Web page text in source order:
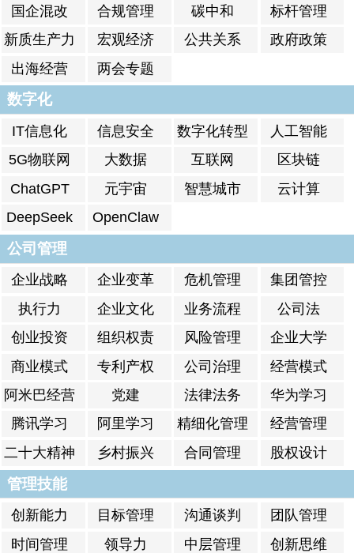
国企混改 合规管理 碳中和
标杆管理
新质生产力
宏观经济 公共关系
政府政策
出海经营
两会专题
数字化
IT信息化 信息安全 数字化转型
人工智能
5G物联网
大数据 互联网
区块链
ChatGPT
元宇宙 智慧城市
云计算
DeepSeek
OpenClaw
公司管理
企业战略 企业变革 危机管理
集团管控
执行力
企业文化 业务流程
公司法
创业投资
组织权责 风险管理
企业大学
商业模式
专利产权 公司治理
经营模式
阿米巴经营
党建 法律法务
华为学习
腾讯学习
阿里学习 精细化管理
经营管理
二十大精神
乡村振兴 合同管理 股权设计
管理技能
创新能力 目标管理 沟通谈判
团队管理
时间管理
领导力 中层管理
创新思维